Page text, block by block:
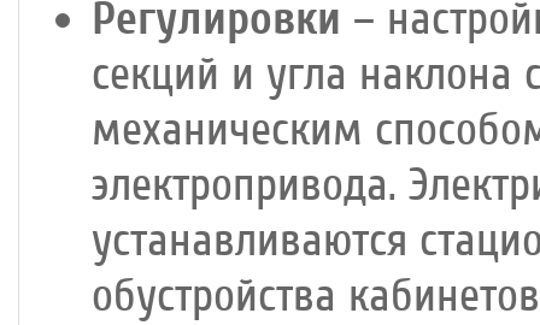
Регулировки –
секций и угла наклона
механическим
электропривода.
устанавливаются
обустройства